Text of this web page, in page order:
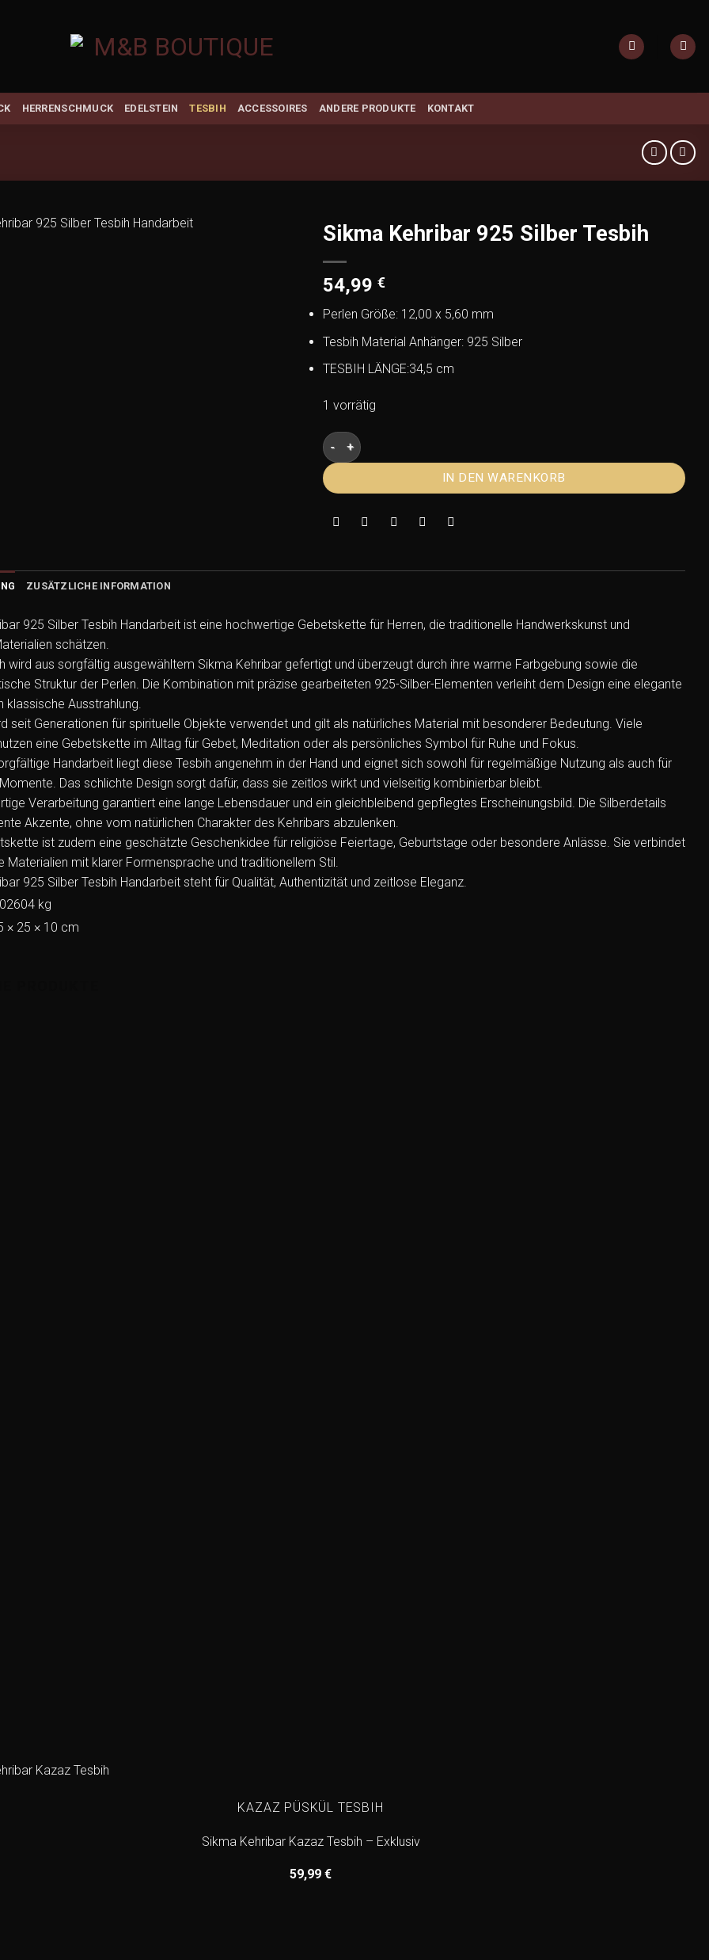
HERRENSCHMUCK EDELSTEIN TESBIH ACCESSOIRES ANDERE PRODUKTE KONTAKT
Sikma Kehribar 925 Silber Tesbih
54,99 €
Perlen Größe: 12,00 x 5,60 mm
Tesbih Material Anhänger: 925 Silber
TESBIH LÄNGE:34,5 cm
1 vorrätig
Sikma Kehribar 925 Silber Tesbih Menge
IN DEN WARENKORB
ZUSÄTZLICHE INFORMATION
925 Silber Tesbih Handarbeit ist eine hochwertige Gebetskette für Herren, die traditionelle Handwerkskunst und
schätzen.
wird aus sorgfältig ausgewähltem Sikma Kehribar gefertigt und überzeugt durch ihre warme Farbgebung sowie die
Struktur der Perlen. Die Kombination mit präzise gearbeiteten 925-Silber-Elementen verleiht dem Design eine elegante
klassische Ausstrahlung.
seit Generationen für spirituelle Objekte verwendet und gilt als natürliches Material mit besonderer Bedeutung. Viele
eine Gebetskette im Alltag für Gebet, Meditation oder als persönliches Symbol für Ruhe und Fokus.
Handarbeit liegt diese Tesbih angenehm in der Hand und eignet sich sowohl für regelmäßige Nutzung als auch für
Das schlichte Design sorgt dafür, dass sie zeitlos wirkt und vielseitig kombinierbar bleibt.
Verarbeitung garantiert eine lange Lebensdauer und ein gleichbleibend gepflegtes Erscheinungsbild. Die Silberdetails
Akzente, ohne vom natürlichen Charakter des Kehribars abzulenken.
ist zudem eine geschätzte Geschenkidee für religiöse Feiertage, Geburtstage oder besondere Anlässe. Sie verbindet
Materialien mit klarer Formensprache und traditionellem Stil.
925 Silber Tesbih Handarbeit steht für Qualität, Authentizität und zeitlose Eleganz.
kg
× 25 × 10 cm
KAZAZ PÜSKÜL TESBIH
Sikma Kehribar Kazaz Tesbih – Exklusiv
59,99 €